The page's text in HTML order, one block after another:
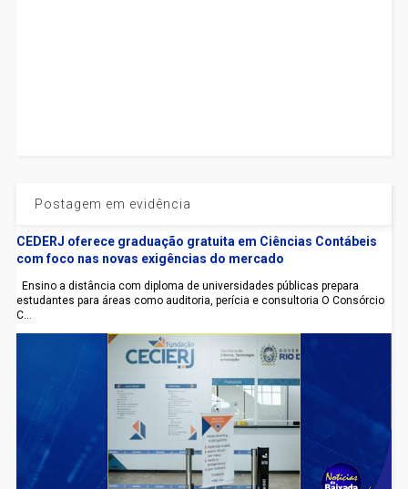
Postagem em evidência
CEDERJ oferece graduação gratuita em Ciências Contábeis
com foco nas novas exigências do mercado
Ensino a distância com diploma de universidades públicas prepara
estudantes para áreas como auditoria, perícia e consultoria O Consórcio
C...